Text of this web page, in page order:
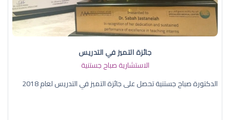
جائزة التميز في التدريس
الاستشارية صباح جستنية
الدكتورة صباح جستنية تحصل على جائزة التميز في التدريس لعام 2018